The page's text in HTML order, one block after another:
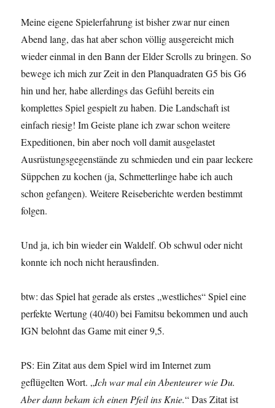
Meine eigene Spielerfahrung ist bisher zwar nur einen
Abend lang, das hat aber schon völlig ausgereicht mich
wieder einmal in den Bann der Elder Scrolls zu bringen. So
bewege ich mich zur Zeit in den Planquadraten G5 bis G6
hin und her, habe allerdings das Gefühl bereits ein
komplettes Spiel gespielt zu haben. Die Landschaft ist
einfach riesig! Im Geiste plane ich zwar schon weitere
Expeditionen, bin aber noch voll damit ausgelastet
Ausrüstungsgegenstände zu schmieden und ein paar leckere
Süppchen zu kochen (ja, Schmetterlinge habe ich auch
schon gefangen). Weitere Reiseberichte werden bestimmt
folgen.
Und ja, ich bin wieder ein Waldelf. Ob schwul oder nicht
konnte ich noch nicht herausfinden.
btw: das Spiel hat gerade als erstes „westliches“ Spiel eine
perfekte Wertung (40/40) bei Famitsu bekommen und auch
IGN belohnt das Game mit einer 9,5.
PS: Ein Zitat aus dem Spiel wird im Internet zum
geflügelten Wort. „Ich war mal ein Abenteurer wie Du.
Aber dann bekam ich einen Pfeil ins Knie.“ Das Zitat ist